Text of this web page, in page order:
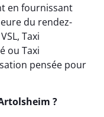
en fournissant
du rendez-
Taxi
ou Taxi
pensée pour
?